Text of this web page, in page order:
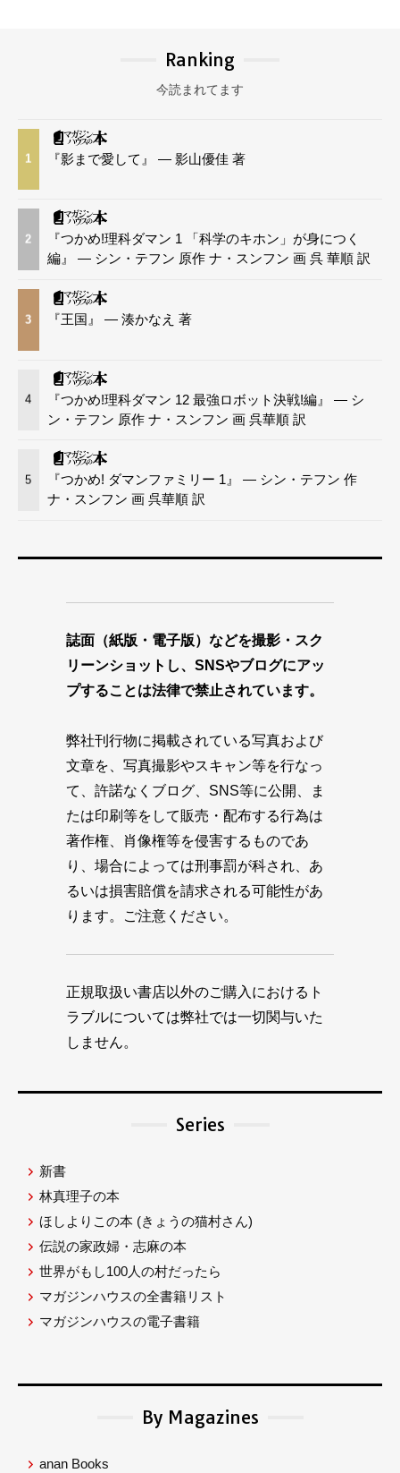
Ranking
今読まれてます
1 『影まで愛して』 — 影山優佳 著
2
『つかめ!理科ダマン 1 「科学のキホン」が身につく
編』 — シン・テフン 原作 ナ・スンフン 画 呉 華順 訳
3 『王国』 — 湊かなえ 著
4
『つかめ!理科ダマン 12 最強ロボット決戦!編』 — シ
ン・テフン 原作 ナ・スンフン 画 呉華順 訳
5
『つかめ! ダマンファミリー 1』 — シン・テフン 作
ナ・スンフン 画 呉華順 訳
誌面（紙版・電子版）などを撮影・スク
リーンショットし、SNSやブログにアッ
プすることは法律で禁止されています。
弊社刊行物に掲載されている写真および
文章を、写真撮影やスキャン等を行なっ
て、許諾なくブログ、SNS等に公開、ま
たは印刷等をして販売・配布する行為は
著作権、肖像権等を侵害するものであ
り、場合によっては刑事罰が科され、あ
るいは損害賠償を請求される可能性があ
ります。ご注意ください。
正規取扱い書店以外のご購入におけるト
ラブルについては弊社では一切関与いた
しません。
Series
新書
林真理子の本
ほしよりこの本 (きょうの猫村さん)
伝説の家政婦・志麻の本
世界がもし100人の村だったら
マガジンハウスの全書籍リスト
マガジンハウスの電子書籍
By Magazines
anan Books